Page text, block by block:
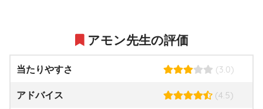
アモン先生の評価
当たりやすさ (3.0)
アドバイス (4.5)